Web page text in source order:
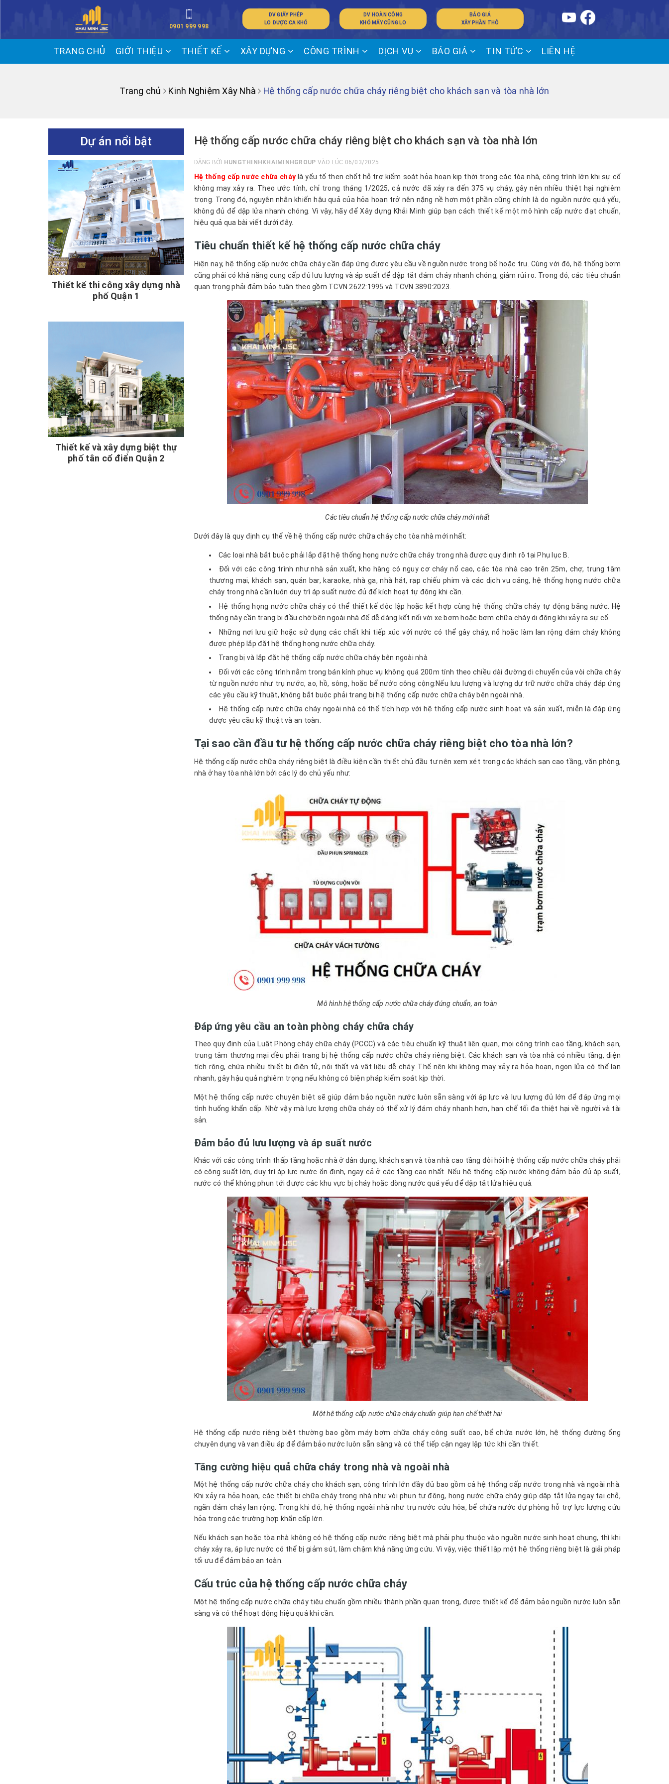
0901 999 998
DV GIẤY PHÉP
LO ĐƯỢC CA KHÓ
DV HOÀN CÔNG
KHÓ MẤY CŨNG LO
BÁO GIÁ
XÂY PHẦN THÔ
TRANG CHỦ GIỚI THIỆU THIẾT KẾ XÂY DỰNG CÔNG TRÌNH DỊCH VỤ BÁO GIÁ TIN TỨC LIÊN HỆ
Trang chủ Kinh Nghiệm Xây Nhà Hệ thống cấp nước chữa cháy riêng biệt cho khách sạn và tòa nhà lớn
Hệ thống cấp nước chữa cháy riêng biệt cho khách sạn và tòa nhà lớn
ĐĂNG BỞI HUNGTHINHKHAIMINHGROUP VÀO LÚC 06/03/2025
Hệ thống cấp nước chữa cháy là yếu tố then chốt hỗ trợ kiểm soát hỏa hoạn kịp thời trong các tòa nhà, công trình lớn khi sự cố
không may xảy ra. Theo ước tính, chỉ trong tháng 1/2025, cả nước đã xảy ra đến 375 vụ cháy, gây nên nhiều thiệt hại nghiêm
trọng. Trong đó, nguyên nhân khiến hậu quả của hỏa hoạn trở nên nặng nề hơn một phần cũng chính là do nguồn nước quá yếu,
không đủ để dập lửa nhanh chóng. Vì vậy, hãy để Xây dựng Khải Minh giúp bạn cách thiết kế một mô hình cấp nước đạt chuẩn,
hiệu quả qua bài viết dưới đây.
Tiêu chuẩn thiết kế hệ thống cấp nước chữa cháy
Hiện nay, hệ thống cấp nước chữa cháy cần đáp ứng được yêu cầu về nguồn nước trong bể hoặc trụ. Cùng với đó, hệ thống bơm
cũng phải có khả năng cung cấp đủ lưu lượng và áp suất để dập tắt đám cháy nhanh chóng, giảm rủi ro. Trong đó, các tiêu chuẩn
quan trọng phải đảm bảo tuân theo gồm TCVN 2622:1995 và TCVN 3890:2023.
Các tiêu chuẩn hệ thống cấp nước chữa cháy mới nhất
Dưới đây là quy định cụ thể về hệ thống cấp nước chữa cháy cho tòa nhà mới nhất:
Các loại nhà bắt buộc phải lắp đặt hệ thống họng nước chữa cháy trong nhà được quy định rõ tại Phụ lục B.
Đối với các công trình như nhà sản xuất, kho hàng có nguy cơ cháy nổ cao, các tòa nhà cao trên 25m, chợ, trung tâm
thương mại, khách sạn, quán bar, karaoke, nhà ga, nhà hát, rạp chiếu phim và các dịch vụ cảng, hệ thống họng nước chữa
cháy trong nhà cần luôn duy trì áp suất nước đủ để kích hoạt tự động khi cần.
Hệ thống họng nước chữa cháy có thể thiết kế độc lập hoặc kết hợp cùng hệ thống chữa cháy tự động bằng nước. Hệ
thống này cần trang bị đầu chờ bên ngoài nhà để dễ dàng kết nối với xe bơm hoặc bơm chữa cháy di động khi xảy ra sự cố.
Những nơi lưu giữ hoặc sử dụng các chất khi tiếp xúc với nước có thể gây cháy, nổ hoặc làm lan rộng đám cháy không
được phép lắp đặt hệ thống họng nước chữa cháy.
Trang bị và lắp đặt hệ thống cấp nước chữa cháy bên ngoài nhà
Đối với các công trình nằm trong bán kính phục vụ không quá 200m tính theo chiều dài đường di chuyển của vòi chữa cháy
từ nguồn nước như trụ nước, ao, hồ, sông, hoặc bể nước công cộng:Nếu lưu lượng và lượng dự trữ nước chữa cháy đáp ứng
các yêu cầu kỹ thuật, không bắt buộc phải trang bị hệ thống cấp nước chữa cháy bên ngoài nhà.
Hệ thống cấp nước chữa cháy ngoài nhà có thể tích hợp với hệ thống cấp nước sinh hoạt và sản xuất, miễn là đáp ứng
được yêu cầu kỹ thuật và an toàn.
Tại sao cần đầu tư hệ thống cấp nước chữa cháy riêng biệt cho tòa nhà lớn?
Hệ thống cấp nước chữa cháy riêng biệt là điều kiện cần thiết chủ đầu tư nên xem xét trong các khách sạn cao tầng, văn phòng,
nhà ở hay tòa nhà lớn bởi các lý do chủ yếu như:
Mô hình hệ thống cấp nước chữa cháy đúng chuẩn, an toàn
Đáp ứng yêu cầu an toàn phòng cháy chữa cháy
Theo quy định của Luật Phòng cháy chữa cháy (PCCC) và các tiêu chuẩn kỹ thuật liên quan, mọi công trình cao tầng, khách sạn,
trung tâm thương mại đều phải trang bị hệ thống cấp nước chữa cháy riêng biệt. Các khách sạn và tòa nhà có nhiều tầng, diện
tích rộng, chứa nhiều thiết bị điện tử, nội thất và vật liệu dễ cháy. Thế nên khi không may xảy ra hỏa hoạn, ngọn lửa có thể lan
nhanh, gây hậu quả nghiêm trọng nếu không có biện pháp kiểm soát kịp thời.
Một hệ thống cấp nước chuyên biệt sẽ giúp đảm bảo nguồn nước luôn sẵn sàng với áp lực và lưu lượng đủ lớn để đáp ứng mọi
tình huống khẩn cấp. Nhờ vậy mà lực lượng chữa cháy có thể xử lý đám cháy nhanh hơn, hạn chế tối đa thiệt hại về người và tài
sản.
Đảm bảo đủ lưu lượng và áp suất nước
Khác với các công trình thấp tầng hoặc nhà ở dân dụng, khách sạn và tòa nhà cao tầng đòi hỏi hệ thống cấp nước chữa cháy phải
có công suất lớn, duy trì áp lực nước ổn định, ngay cả ở các tầng cao nhất. Nếu hệ thống cấp nước không đảm bảo đủ áp suất,
nước có thể không phun tới được các khu vực bị cháy hoặc dòng nước quá yếu để dập tắt lửa hiệu quả.
Một hệ thống cấp nước chữa cháy chuẩn giúp hạn chế thiệt hại
Hệ thống cấp nước riêng biệt thường bao gồm máy bơm chữa cháy công suất cao, bể chứa nước lớn, hệ thống đường ống
chuyên dụng và van điều áp để đảm bảo nước luôn sẵn sàng và có thể tiếp cận ngay lập tức khi cần thiết.
Tăng cường hiệu quả chữa cháy trong nhà và ngoài nhà
Một hệ thống cấp nước chữa cháy cho khách sạn, công trình lớn đầy đủ bao gồm cả hệ thống cấp nước trong nhà và ngoài nhà.
Khi xảy ra hỏa hoạn, các thiết bị chữa cháy trong nhà như vòi phun tự động, họng nước chữa cháy giúp dập tắt lửa ngay tại chỗ,
ngăn đám cháy lan rộng. Trong khi đó, hệ thống ngoài nhà như trụ nước cứu hỏa, bể chứa nước dự phòng hỗ trợ lực lượng cứu
hỏa trong các trường hợp khẩn cấp lớn.
Nếu khách sạn hoặc tòa nhà không có hệ thống cấp nước riêng biệt mà phải phụ thuộc vào nguồn nước sinh hoạt chung, thì khi
cháy xảy ra, áp lực nước có thể bị giảm sút, làm chậm khả năng ứng cứu. Vì vậy, việc thiết lập một hệ thống riêng biệt là giải pháp
tối ưu để đảm bảo an toàn.
Cấu trúc của hệ thống cấp nước chữa cháy
Một hệ thống cấp nước chữa cháy tiêu chuẩn gồm nhiều thành phần quan trọng, được thiết kế để đảm bảo nguồn nước luôn sẵn
sàng và có thể hoạt động hiệu quả khi cần.
Dự án nổi bật
Thiết kế thi công xây dựng nhà
phố Quận 1
Thiết kế và xây dựng biệt thự
phố tân cổ điển Quận 2